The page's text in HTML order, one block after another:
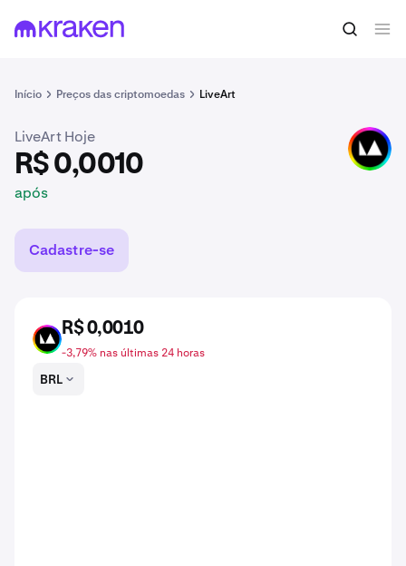
Início Preços das criptomoedas LiveArt
R$ 0,0010 Comprar ART
LiveArt Hoje
R$ 0,0010
após
ART
Cadastre-se
ART
R$ 0,0010
-3,79% nas últimas 24 horas
BRL